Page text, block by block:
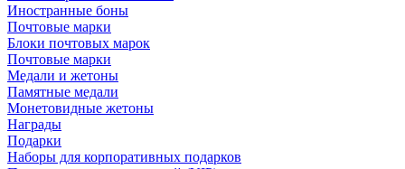
Иностранные боны
Почтовые марки
Блоки почтовых марок
Почтовые марки
Медали и жетоны
Памятные медали
Монетовидные жетоны
Награды
Подарки
Наборы для корпоративных подарков